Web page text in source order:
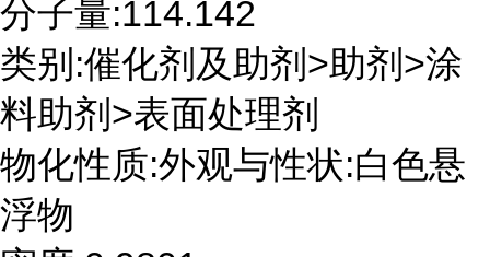
分子量:114.142
类别:催化剂及助剂>助剂>涂
料助剂>表面处理剂
物化性质:外观与性状:白色悬
浮物